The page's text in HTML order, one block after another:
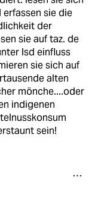
sie die
der
sie auf taz. de
lsd einfluss
sie sich auf
alten
mönche....oder
indigenen
sein!